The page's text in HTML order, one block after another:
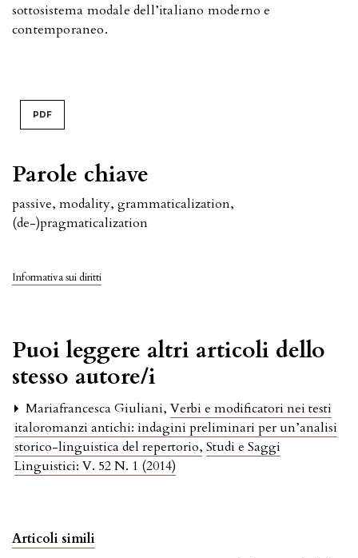
Parole chiave
passive, modality, grammaticalization,
(de-)pragmaticalization
Informativa sui diritti
sottosistema modale dell’italiano moderno e
contemporaneo.
PDF
Puoi leggere altri articoli dello
stesso autore/i
Mariafrancesca Giuliani, Verbi e modificatori nei testi
italoromanzi antichi: indagini preliminari per un’analisi
storico-linguistica del repertorio, Studi e Saggi
Linguistici: V. 52 N. 1 (2014)
Articoli simili